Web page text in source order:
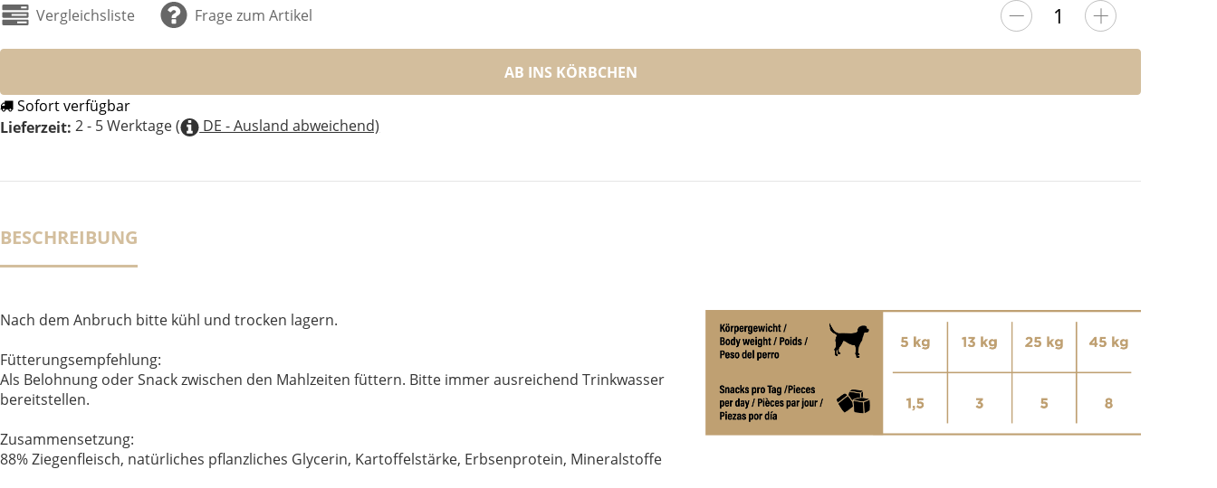
AB INS KÖRBCHEN
Sofort verfügbar
Lieferzeit: 2 - 5 Werktage( DE - Ausland abweichend)
Vergleichsliste Frage zum Artikel
BESCHREIBUNG
Nach dem Anbruch bitte kühl und trocken lagern.
Fütterungsempfehlung:
Als Belohnung oder Snack zwischen den Mahlzeiten füttern. Bitte immer ausreichend Trinkwasser
bereitstellen.
Zusammensetzung:
88% Ziegenfleisch, natürliches pflanzliches Glycerin, Kartoffelstärke, Erbsenprotein, Mineralstoffe